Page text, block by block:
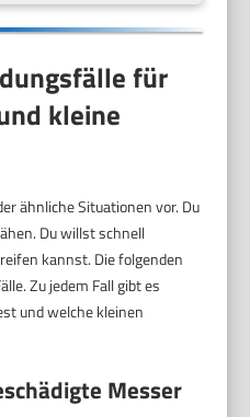
für
kleine
ähnliche Situationen vor. Du
Du willst schnell
kannst. Die folgenden
Zu jedem Fall gibt es
und welche kleinen
Messer